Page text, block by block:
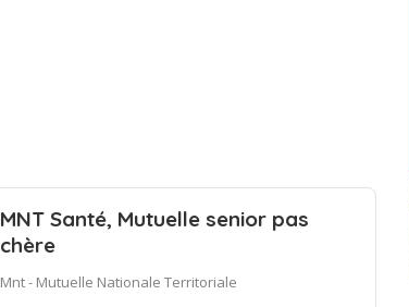
MNT Santé, Mutuelle senior pas
chère
Mnt - Mutuelle Nationale Territoriale